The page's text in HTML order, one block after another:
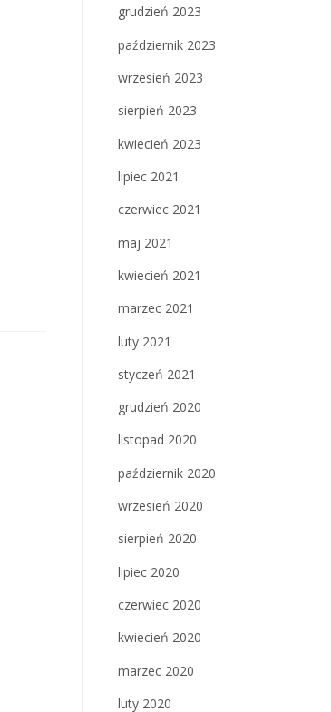
grudzień 2023
październik 2023
wrzesień 2023
sierpień 2023
kwiecień 2023
lipiec 2021
czerwiec 2021
maj 2021
kwiecień 2021
marzec 2021
luty 2021
styczeń 2021
grudzień 2020
listopad 2020
październik 2020
wrzesień 2020
sierpień 2020
lipiec 2020
czerwiec 2020
kwiecień 2020
marzec 2020
luty 2020